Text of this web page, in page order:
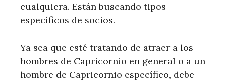
cualquiera. Están buscando tipos
específicos de socios.
Ya sea que esté tratando de atraer a los
hombres de Capricornio en general o a un
hombre de Capricornio específico, debe